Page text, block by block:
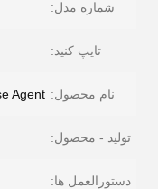
شماره مدل:
تایپ کنید:
نام محصول: Agent
تولید - محصول:
دستورالعمل ها: